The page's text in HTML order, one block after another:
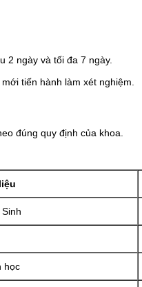
2 ngày và tối đa 7 ngày.
tiến hành làm xét nghiệm.
đúng quy định của khoa.
học